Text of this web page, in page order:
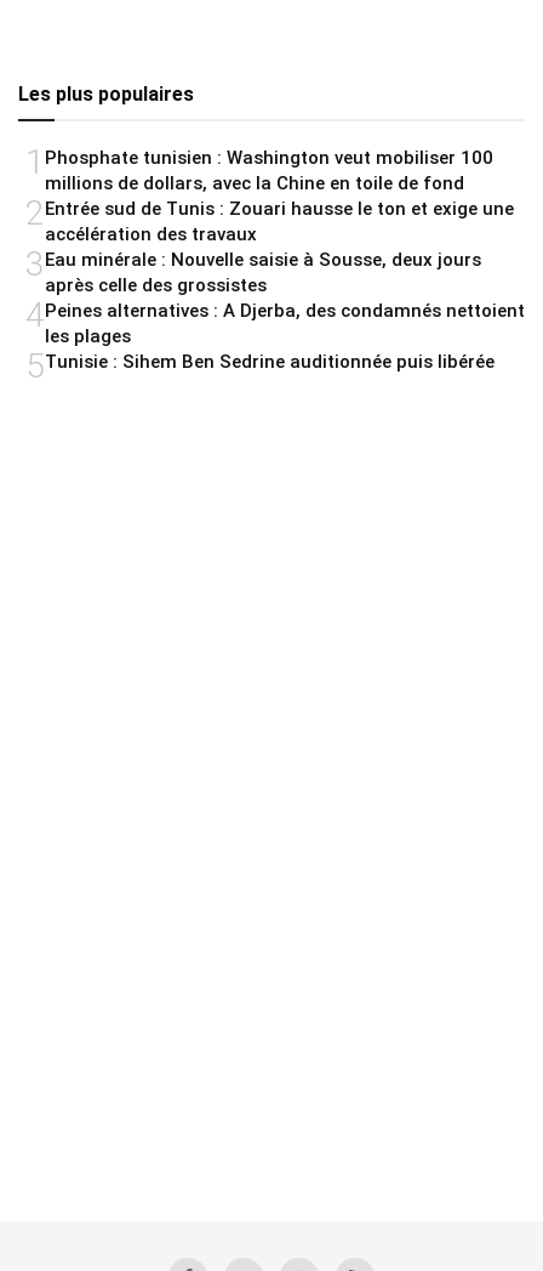
Les plus populaires
1 Phosphate tunisien : Washington veut mobiliser 100
millions de dollars, avec la Chine en toile de fond
2Entrée sud de Tunis : Zouari hausse le ton et exige une
accélération des travaux
3Eau minérale : Nouvelle saisie à Sousse, deux jours
après celle des grossistes
4Peines alternatives : A Djerba, des condamnés nettoient
les plages
5Tunisie : Sihem Ben Sedrine auditionnée puis libérée